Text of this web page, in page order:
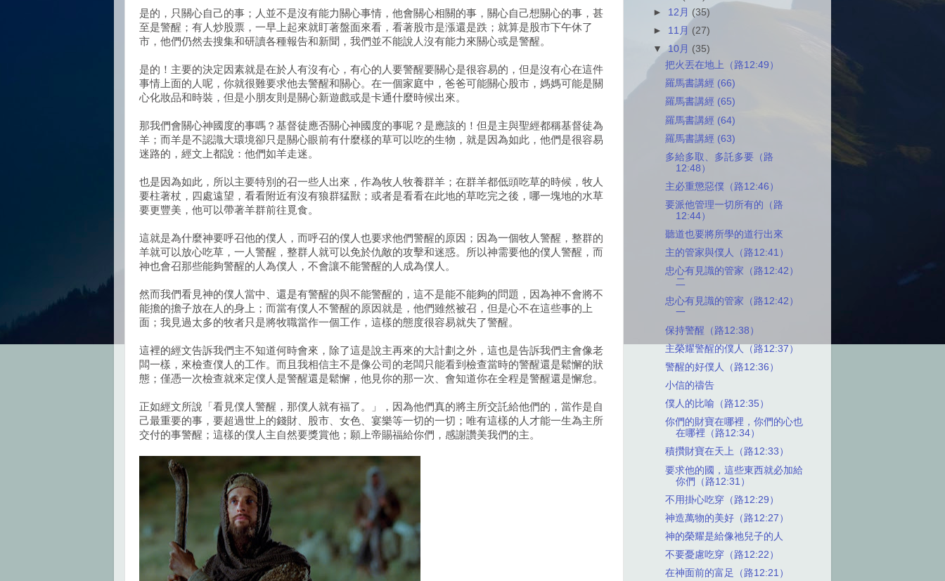
是的，只關心自己的事；人並不是沒有能力關心事情，他會關心相關的事，關心自己想關心的事，甚
至是警醒；有人炒股票，一早上起來就盯著盤面來看，看著股市是漲還是跌；就算是股市下午休了
市，他們仍然去搜集和研讀各種報告和新聞，我們並不能說人沒有能力來關心或是警醒。
是的！主要的決定因素就是在於人有沒有心，有心的人要警醒要關心是很容易的，但是沒有心在這件
事情上面的人呢，你就很難要求他去警醒和關心。在一個家庭中，爸爸可能關心股市，媽媽可能是關
心化妝品和時裝，但是小朋友則是關心新遊戲或是卡通什麼時候出來。
那我們會關心神國度的事嗎？基督徒應否關心神國度的事呢？是應該的！但是主與聖經都稱基督徒為
羊；而羊是不認識大環境卻只是關心眼前有什麼樣的草可以吃的生物，就是因為如此，他們是很容易
迷路的，經文上都說：他們如羊走迷。
也是因為如此，所以主要特別的召一些人出來，作為牧人牧養群羊；在群羊都低頭吃草的時候，牧人
要柱著杖，四處遠望，看看附近有沒有狼群猛獸；或者是看看在此地的草吃完之後，哪一塊地的水草
要更豐美，他可以帶著羊群前往覓食。
這就是為什麼神要呼召他的僕人，而呼召的僕人也要求他們警醒的原因；因為一個牧人警醒，整群的
羊就可以放心吃草，一人警醒，整群人就可以免於仇敵的攻擊和迷惑。所以神需要他的僕人警醒，而
神也會召那些能夠警醒的人為僕人，不會讓不能警醒的人成為僕人。
然而我們看見神的僕人當中、還是有警醒的與不能警醒的，這不是能不能夠的問題，因為神不會將不
能擔的擔子放在人的身上；而當有僕人不警醒的原因就是，他們雖然被召，但是心不在這些事的上
面；我見過太多的牧者只是將牧職當作一個工作，這樣的態度很容易就失了警醒。
這裡的經文告訴我們主不知道何時會來，除了這是說主再來的大計劃之外，這也是告訴我們主會像老
闆一樣，來檢查僕人的工作。而且我相信主不是像公司的老闆只能看到檢查當時的警醒還是鬆懈的狀
態；僅憑一次檢查就來定僕人是警醒還是鬆懈，他見你的那一次、會知道你在全程是警醒還是懈怠。
正如經文所說「看見僕人警醒，那僕人就有福了。」，因為他們真的將主所交託給他們的，當作是自
己最重要的事，要超過世上的錢財、股市、女色、宴樂等一切的一切；唯有這樣的人才能一生為主所
交付的事警醒；這樣的僕人主自然要獎賞他；願上帝賜福給你們，感謝讚美我們的主。
► 12月 (35)
► 11月 (27)
▼10月 (35)
把火丟在地上（路12:49）
羅馬書講經 (66)
羅馬書講經 (65)
羅馬書講經 (64)
羅馬書講經 (63)
多給多取、多託多要（路
12:48）
主必重懲惡僕（路12:46）
要派他管理一切所有的（路
12:44）
聽道也要將所學的道行出來
主的管家與僕人（路12:41）
忠心有見識的管家（路12:42）
二
忠心有見識的管家（路12:42）
一
保持警醒（路12:38）
主榮耀警醒的僕人（路12:37）
警醒的好僕人（路12:36）
小信的禱告
僕人的比喻（路12:35）
你們的財寶在哪裡，你們的心也
在哪裡（路12:34）
積攢財寶在天上（路12:33）
要求他的國，這些東西就必加給
你們（路12:31）
不用掛心吃穿（路12:29）
神造萬物的美好（路12:27）
神的榮耀是給像祂兒子的人
不要憂慮吃穿（路12:22）
在神面前的富足（路12:21）